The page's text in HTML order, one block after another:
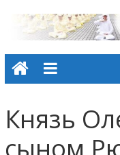
Князь